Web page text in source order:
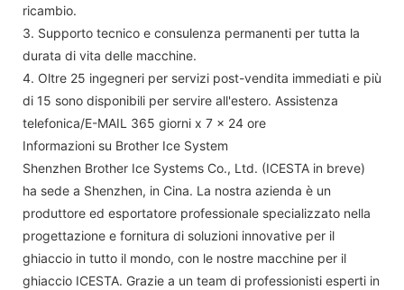
ricambio.
3. Supporto tecnico e consulenza permanenti per tutta la
durata di vita delle macchine.
4. Oltre 25 ingegneri per servizi post-vendita immediati e più
di 15 sono disponibili per servire all'estero. Assistenza
telefonica/E-MAIL 365 giorni x 7 x 24 ore
Informazioni su Brother Ice System
Shenzhen Brother Ice Systems Co., Ltd. (ICESTA in breve)
ha sede a Shenzhen, in Cina. La nostra azienda è un
produttore ed esportatore professionale specializzato nella
progettazione e fornitura di soluzioni innovative per il
ghiaccio in tutto il mondo, con le nostre macchine per il
ghiaccio ICESTA. Grazie a un team di professionisti esperti in